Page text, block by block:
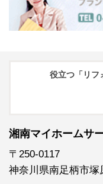
役立つ「リフ
湘南マイホームサ
〒250-0117
神奈川県南足柄市塚